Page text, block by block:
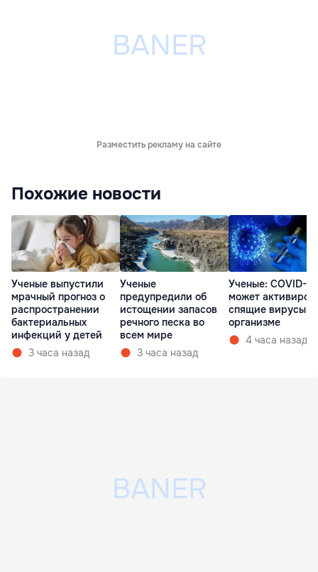
Разместить рекламу на сайте
Похожие новости
Ученые выпустили
мрачный прогноз о
распространении
бактериальных
инфекций у детей
3 часа назад
Ученые
предупредили об
истощении запасов
речного песка во
всем мире
3 часа назад
Ученые: COVID-19
может
спящие вирусы в
организме
4 часа назад